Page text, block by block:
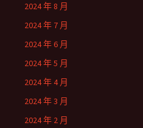
2024 年 8 月
2024 年 7 月
2024 年 6 月
2024 年 5 月
2024 年 4 月
2024 年 3 月
2024 年 2 月